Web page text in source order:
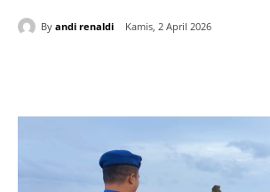
By andi renaldi Kamis, 2 April 2026